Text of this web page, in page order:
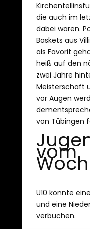
die auch im
dabei waren.
Baskets aus
als Favorit
heiß auf den
zwei Jahre
Meisterschaft
vor Augen
von Tübingen
vom
U10 konnte
und eine
verbuchen.